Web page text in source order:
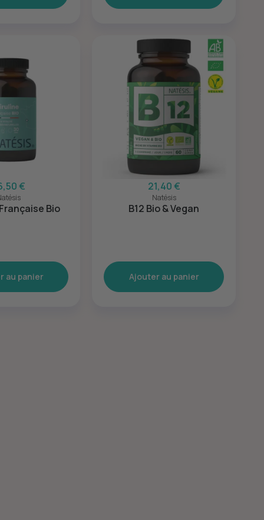
€
Bio
au panier
21,40 €
Natésis
B12 Bio & Vegan
Ajouter au panier